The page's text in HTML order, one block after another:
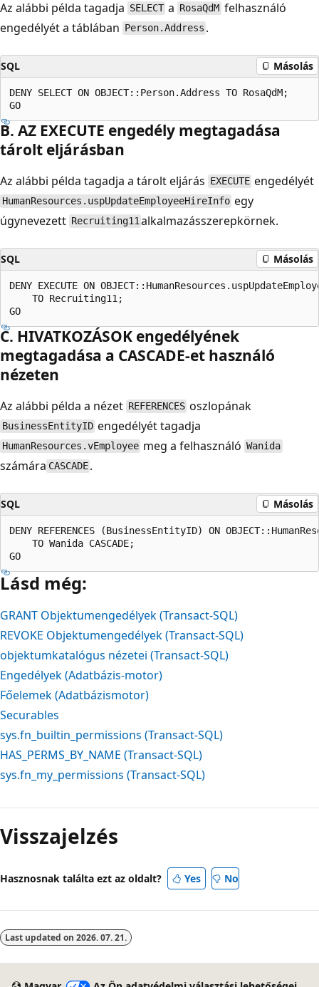
Az alábbi példa tagadja SELECT a RosaQdM felhasználó
engedélyét a táblában Person.Address .
SQL Másolás
DENY SELECT ON OBJECT::Person.Address TO RosaQdM;
B. AZ EXECUTE engedély megtagadása
tárolt eljárásban
Az alábbi példa tagadja a tárolt eljárás EXECUTE engedélyét
HumanResources.uspUpdateEmployeeHireInfo egy
úgynevezett Recruiting11alkalmazásszerepkörnek.
SQL Másolás
DENY EXECUTE ON
    TO Recruiting11;
C. HIVATKOZÁSOK engedélyének
megtagadása a CASCADE-et használó
nézeten
Az alábbi példa a nézet REFERENCES oszlopának
BusinessEntityID engedélyét tagadja
HumanResources.vEmployee meg a felhasználó Wanida
számára CASCADE .
SQL Másolás
DENY REFERENCES (BusinessEntityID) ON
    TO Wanida CASCADE;
Lásd még:
GRANT Objektumengedélyek (Transact-SQL)
REVOKE Objektumengedélyek (Transact-SQL)
objektumkatalógus nézetei (Transact-SQL)
Engedélyek (Adatbázis-motor)
Főelemek (Adatbázismotor)
Securables
sys.fn_builtin_permissions (Transact-SQL)
HAS_PERMS_BY_NAME (Transact-SQL)
sys.fn_my_permissions (Transact-SQL)
Visszajelzés
Hasznosnak találta ezt az oldalt? Yes No
Last updated on 2026. 07. 21.